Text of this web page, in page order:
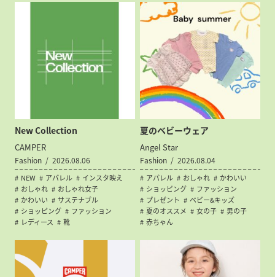
New Collection
CAMPER
Fashion 2026.08.06
NEW アパレル
インスタ映え
おしゃれ
おしゃれ女子
かわいい
サステナブル
ショッピング
ファッション
レディース
靴
夏のベビーウェア
Angel Star
Fashion 2026.08.04
アパレル おしゃれ
かわいい
ショッピング
ファッション
プレゼント
ベビー&キッズ
夏のオススメ
女の子
男の子
赤ちゃん